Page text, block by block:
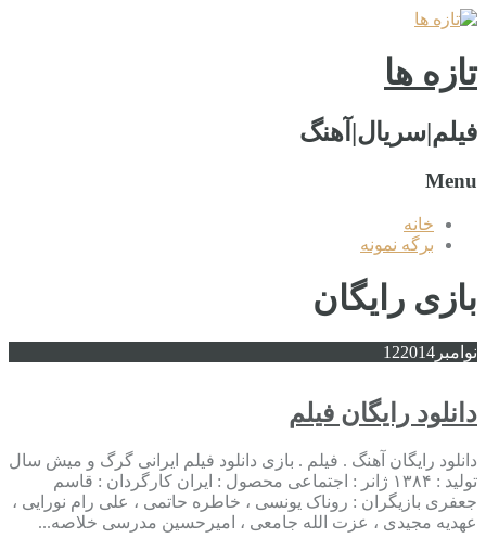
تازه ها
فیلم|سریال|آهنگ
Menu
خانه
برگه نمونه
بازی رایگان
نوامبر 122014
دانلود رایگان فیلم
دانلود رایگان آهنگ . فیلم . بازی دانلود فیلم ایرانی گرگ و میش سال
تولید : ۱۳۸۴ ژانر : اجتماعی محصول : ایران کارگردان : قاسم
جعفری بازیگران : روناک یونسی ، خاطره حاتمی ، علی رام نورایی ،
عهدیه مجیدی ، عزت الله جامعی ، امیرحسین مدرسی خلاصه...